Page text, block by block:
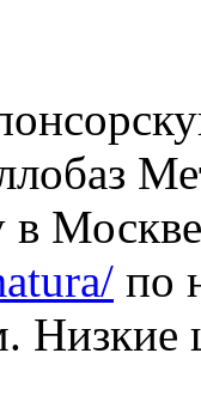
в
по
Низкие